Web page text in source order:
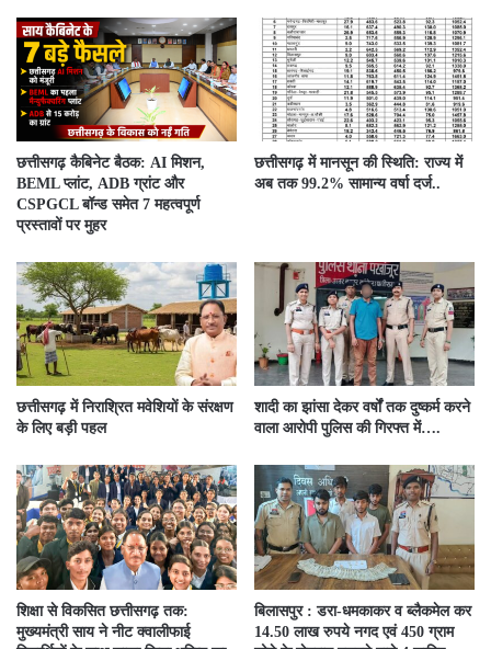
छत्तीसगढ़ कैबिनेट बैठक: AI मिशन,
BEML प्लांट, ADB ग्रांट और
CSPGCL बॉन्ड समेत 7 महत्वपूर्ण
प्रस्तावों पर मुहर
छत्तीसगढ़ में मानसून की स्थिति: राज्य में
अब तक 99.2% सामान्य वर्षा दर्ज..
छत्तीसगढ़ में निराश्रित मवेशियों के संरक्षण
के लिए बड़ी पहल
शादी का झांसा देकर वर्षों तक दुष्कर्म करने
वाला आरोपी पुलिस की गिरफ्त में….
शिक्षा से विकसित छत्तीसगढ़ तक:
मुख्यमंत्री साय ने नीट क्वालीफाई
बिलासपुर : डरा-धमकाकर व ब्लैकमेल कर
14.50 लाख रुपये नगद एवं 450 ग्राम